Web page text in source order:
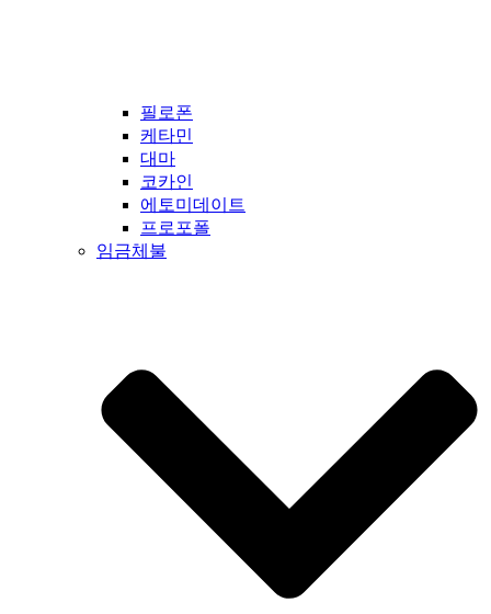
필로폰
케타민
대마
코카인
에토미데이트
프로포폴
임금체불